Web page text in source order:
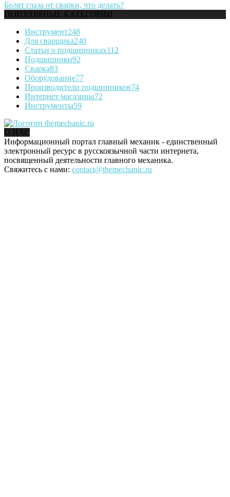
Болят глаза от сварки, что делать?
ПОПУЛЯРНЫЕ КАТЕГОРИИ
Инструмент248
Для сварщика240
Статьи о подшипниках112
Подшипники92
Сварка83
Оборудование77
Производители подшипников74
Интернет магазины72
Инструменты59
О НАС
Информационный портал главный механик - единственный
электронный ресурс в русскоязычной части интернета,
посвященный деятельности главного механика.
Свяжитесь с нами: contact@themechanic.ru